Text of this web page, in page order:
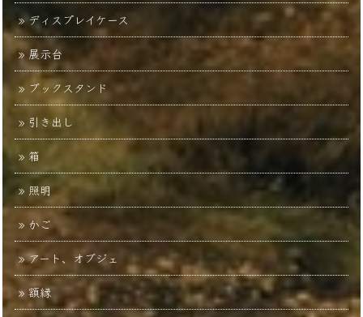
ディスプレイケース
展示台
ブックスタンド
引き出し
箱
照明
かご
アート、オブジェ
額縁